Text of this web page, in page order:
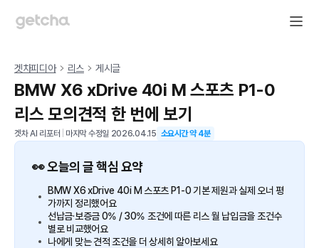
겟차피디아 리스 게시글
BMW X6 xDrive 40i M 스포츠 P1-0
리스 모의견적 한 번에 보기
겟차 AI 리포터 마지막 수정일 2026.04.15 소요시간 약4분
👀 오늘의 글 핵심 요약
BMW X6 xDrive 40i M 스포츠 P1-0 기본 제원과 실제 오너 평
가까지 정리했어요
선납금·보증금 0% / 30% 조건에 따른 리스 월 납입금을 조건수
별로 비교했어요
나에게 맞는 견적 조건을 더 상세히 알아보세요